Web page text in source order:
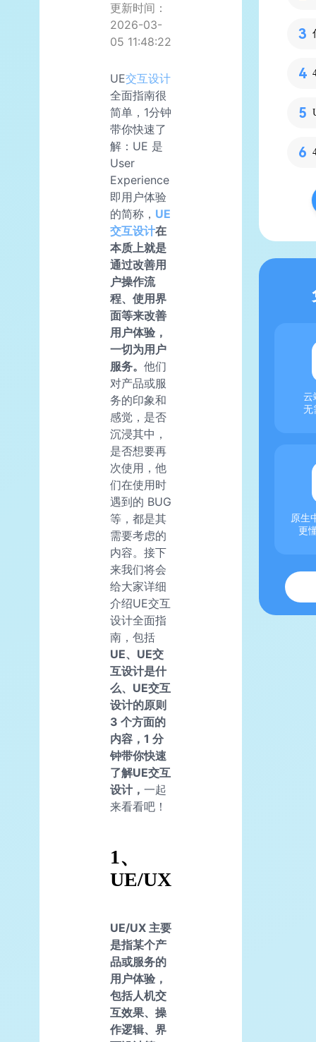
更新时间：
2026-03-
05 11:48:22
UE交互设计
全面指南很
简单，1分钟
带你快速了
解：UE 是
User
Experience
即用户体验
的简称， UE
交互设计在
本质上就是
通过改善用
户操作流
程、使用界
面等来改善
用户体验，
一切为用户
服务。 他们
对产品或服
务的印象和
感觉，是否
沉浸其中，
是否想要再
次使用，他
们在使用时
遇到的 BUG
等，都是其
需要考虑的
内容。接下
来我们将会
给大家详细
介绍UE交互
设计全面指
南，包括
UE、UE交
互设计是什
么、UE交互
设计的原则
3 个方面的
内容，1 分
钟带你快速
了解UE交互
设计， 一起
来看看吧！
1、
UE/UX
UE/UX 主要
是指某个产
品或服务的
用户体验，
包括人机交
互效果、操
作逻辑、界
云
无
原生
更